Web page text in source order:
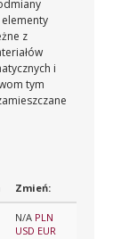
z
i
tym
Zmień:
N/A PLN
USD EUR